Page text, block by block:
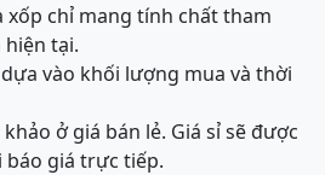
xốp chỉ mang tính chất tham
tại.
vào khối lượng mua và thời
ở giá bán lẻ. Giá sỉ sẽ được
báo giá trực tiếp.